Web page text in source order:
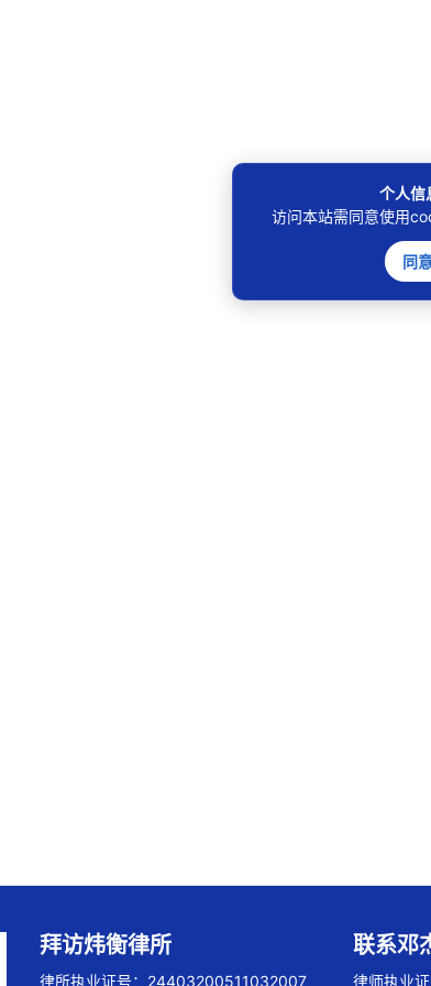
拜访炜衡律所
律所执业证号：24403200511032007
联系邓
律师执业
个人信
访问本站需同意使用
同